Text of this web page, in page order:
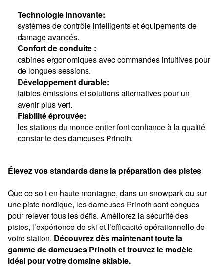
Technologie innovante:
systèmes de contrôle intelligents et équipements de
damage avancés.
Confort de conduite :
cabines ergonomiques avec commandes intuitives pour
de longues sessions.
Développement durable:
faibles émissions et solutions alternatives pour un
avenir plus vert.
Fiabilité éprouvée:
les stations du monde entier font confiance à la qualité
constante des dameuses Prinoth.
Élevez vos standards dans la préparation des pistes
Que ce soit en haute montagne, dans un snowpark ou sur
une piste nordique, les dameuses Prinoth sont conçues
pour relever tous les défis. Améliorez la sécurité des
pistes, l’expérience de ski et l’efficacité opérationnelle de
votre station. Découvrez dès maintenant toute la
gamme de dameuses Prinoth et trouvez le modèle
idéal pour votre domaine skiable.